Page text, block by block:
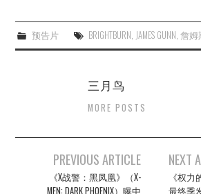
预告片 BRIGHTBURN, JAMES GUNN, 詹姆
三月鸟
MORE POSTS
navigation
PREVIOUS ARTICLE
《X战警：黑凤凰》（X-
MEN: DARK PHOENIX）曝中
NEXT
《权
最终季